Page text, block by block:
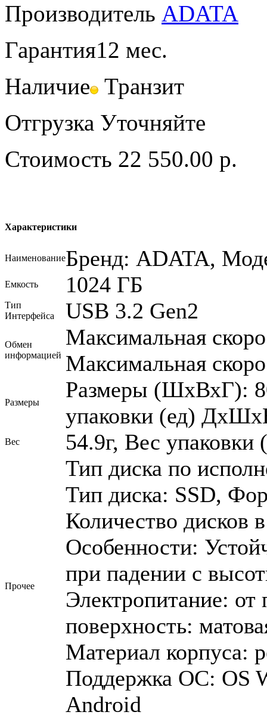
Производитель ADATA
Гарантия12 мес.
Наличие Транзит
Отгрузка Уточняйте
Стоимость 22 550.00 р.
Характеристики
НаименованиеБренд: ADATA,
Емкость 1024 ГБ
Тип
Интерфейса
USB 3.2 Gen2
Обмен
информацией
Максимальная
Максимальная
Размеры
Размеры (ШхВхГ):
упаковки (ед)
Вес 54.9г, Вес упаковки
Прочее
Тип диска по
Тип диска: SSD,
Количество дисков
Особенности:
при падении с
Электропитание:
поверхность:
Материал корпуса:
Поддержка ОС: ОS
Android